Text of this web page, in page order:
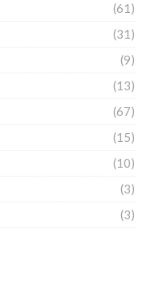
(61)
(31)
(9)
(13)
(67)
(15)
(10)
(3)
(3)